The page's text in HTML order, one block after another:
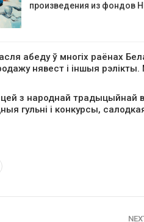
произведения из фондов
абеду ў многіх раёнах
нявест і іншыя
з народнай традыцыйнай
гульні і конкурсы,